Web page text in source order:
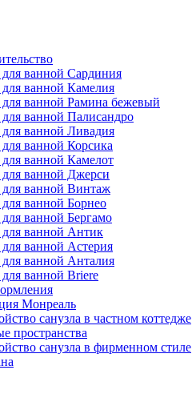
ванной Сардиния
ванной Камелия
ванной Рамина бежевый
ванной Палисандро
ванной Ливадия
ванной Корсика
ванной Камелот
ванной Джерси
ванной Винтаж
ванной Борнео
ванной Бергамо
ванной Антик
ванной Астерия
ванной Анталия
ванной Briere
Монреаль
санузла в частном коттедже
пространства
санузла в фирменном стиле